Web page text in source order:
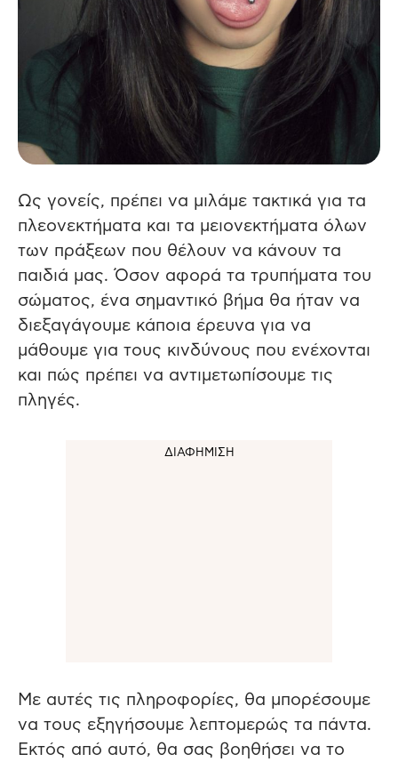
Ως γονείς, πρέπει να μιλάμε τακτικά για τα
πλεονεκτήματα και τα μειονεκτήματα όλων
των πράξεων που θέλουν να κάνουν τα
παιδιά μας.Όσον αφορά τα τρυπήματα του
σώματος, ένα σημαντικό βήμα θα ήταν να
διεξαγάγουμε κάποια έρευνα για να
μάθουμε για τους κινδύνους που ενέχονται
και πώς πρέπει να αντιμετωπίσουμε τις
πληγές.
Με αυτές τις πληροφορίες, θα μπορέσουμε
να τους εξηγήσουμε λεπτομερώς τα πάντα.
Εκτός από αυτό, θα σας βοηθήσει να το